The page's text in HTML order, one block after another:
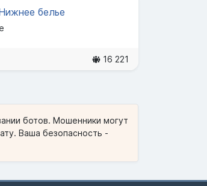
белье
16 221
ботов. Мошенники могут
Ваша безопасность -